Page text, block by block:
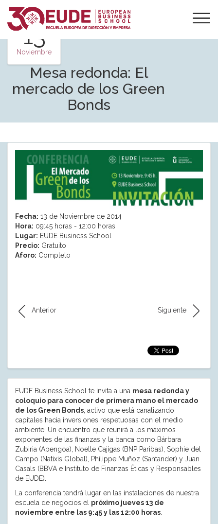
13
Noviembre
Mesa redonda: El
mercado de los Green
Bonds
Fecha: 13 de Noviembre de 2014
Hora: 09:45 horas - 12:00 horas
Lugar: EUDE Business School
Precio: Gratuito
Aforo: Completo
Anterior Siguiente
EUDE Business School te invita a una mesa redonda y
coloquio para conocer de primera mano el mercado
de los Green Bonds , activo que está canalizando
capitales hacia inversiones respetuosas con el medio
ambiente. Un encuentro que reunirá a los máximos
exponentes de las finanzas y la banca como Bárbara
Zubiria (Abengoa), Noelle Cajigas (BNP Paribas), Sophie del
Campo (Natixis Global), Philippe Muñoz (Santander) y Juan
Casals (BBVA e Instituto de Finanzas Éticas y Responsables
de EUDE).
La conferencia tendrá lugar en las instalaciones de nuestra
escuela de negocios el próximo jueves 13 de
noviembre entre las 9:45 y las 12:00 horas